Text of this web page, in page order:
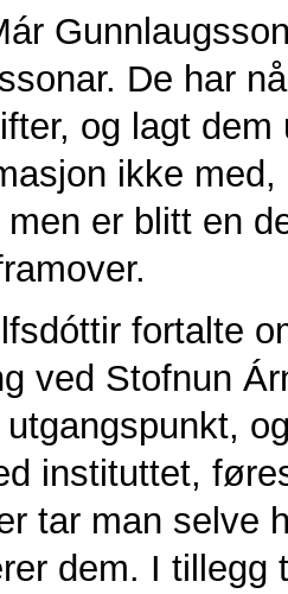
De har
og lagt
ikke
er blitt en
fortalte
ved Stofnun
instituttet,
tar man selve
dem. I tillegg